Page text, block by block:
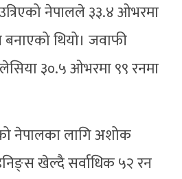
नेपालले ३३.४ ओभरमा
थियो। जवाफी
३०.५ ओभरमा ९९ रनमा
नेपालका लागि अशोक
खेल्दै सर्वाधिक ५२ रन